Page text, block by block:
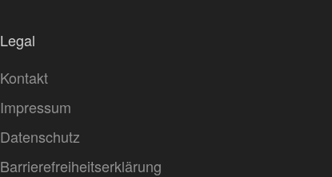
Legal
Kontakt
Impressum
Datenschutz
Barrierefreiheitserklärung